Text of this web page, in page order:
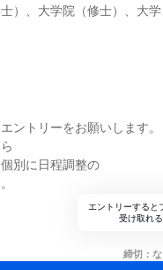
）、大学院（修士）、大
ントリーをお願いします。
別に日程調整の
エントリーすると
受け取れ
締切：な